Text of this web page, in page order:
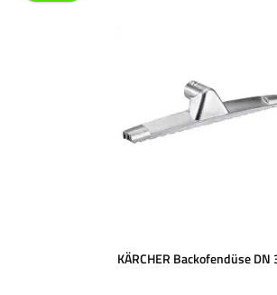
KÄRCHER Backofendüse DN